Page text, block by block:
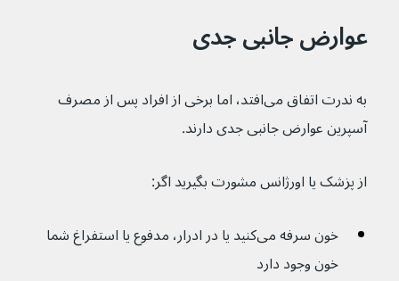
عوارض جانبی جدی
به ندرت اتفاق می‌افتد، اما برخی از افراد پس از مصرف
آسپرین عوارض جانبی جدی دارند.
از پزشک یا اورژانس مشورت بگیرید اگر:
خون سرفه می‌کنید یا در ادرار، مدفوع یا استفراغ شما
خون وجود دارد